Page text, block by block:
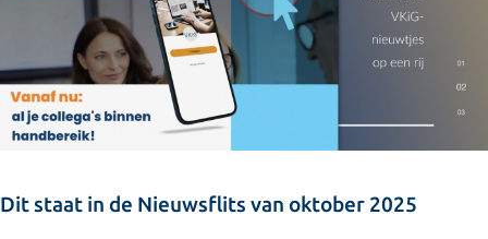
Dit staat in de Nieuwsflits van oktober 2025